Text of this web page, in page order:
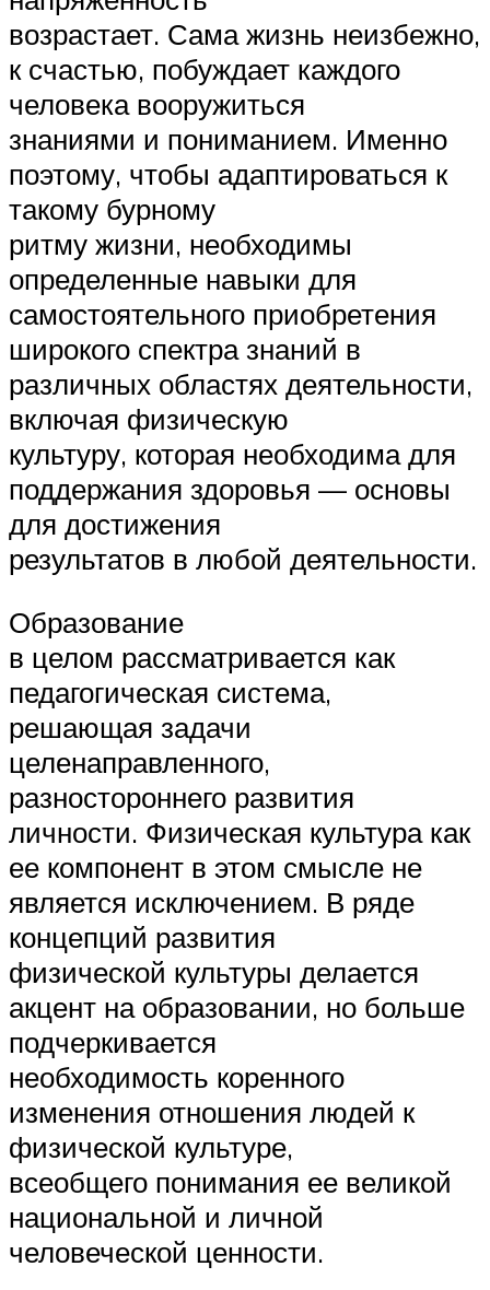
возрастает. Сама жизнь неизбежно,
к счастью, побуждает каждого
человека вооружиться
знаниями и пониманием. Именно
поэтому, чтобы адаптироваться к
такому бурному
ритму жизни, необходимы
определенные навыки для
самостоятельного приобретения
широкого спектра знаний в
различных областях деятельности,
включая физическую
культуру, которая необходима для
поддержания здоровья — основы
для достижения
результатов в любой деятельности.
Образование
в целом рассматривается как
педагогическая система,
решающая задачи
целенаправленного,
разностороннего развития
личности. Физическая культура как
ее компонент в этом смысле не
является исключением. В ряде
концепций развития
физической культуры делается
акцент на образовании, но больше
подчеркивается
необходимость коренного
изменения отношения людей к
физической культуре,
всеобщего понимания ее великой
национальной и личной
человеческой ценности.